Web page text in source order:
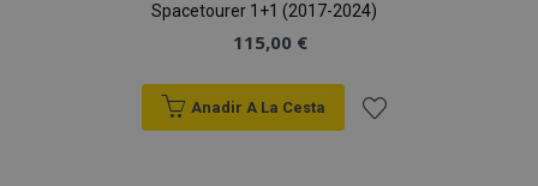
Spacetourer 1+1 (2017-2024)
115,00 €
Anadir A La Cesta